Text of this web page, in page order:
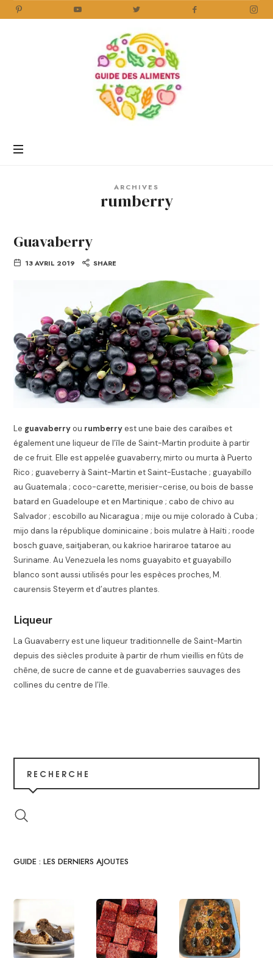
Aliments
ARCHIVES
rumberry
Guavaberry
13 AVRIL 2019 SHARE
Le guavaberryou rumberryest une baie des caraïbes et
également une liqueur de l’île de Saint-Martin produite à partir
de ce fruit. Elle est appelée guavaberry, mirto ou murta à Puerto
Rico ; guaveberry à Saint-Martin et Saint-Eustache ; guayabillo
au Guatemala ; coco-carette, merisier-cerise, ou bois de basse
batard en Guadeloupe et en Martinique ; cabo de chivo au
Salvador ; escobillo au Nicaragua ; mije ou mije colorado à Cuba ;
mijo dans la république dominicaine ; bois mulatre à Haïti ; roode
bosch guave, saitjaberan, ou kakrioe hariraroe tataroe au
Suriname. Au Venezuela les noms guayabito et guayabillo
blanco sont aussi utilisés pour les espèces proches, M.
caurensis Steyerm et d’autres plantes.
Liqueur
La Guavaberry est une liqueur traditionnelle de Saint-Martin
depuis des siècles produite à partir de rhum vieillis en fûts de
chêne, de sucre de canne et de guavaberries sauvages des
collines du centre de l’île.
RECHERCHE
GUIDE : LES DERNIERS AJOUTES